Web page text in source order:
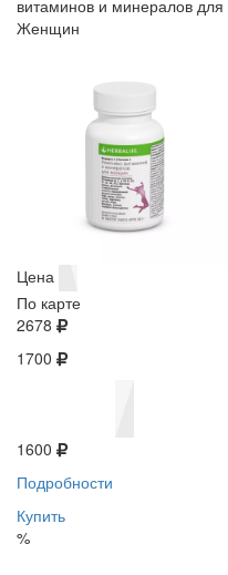
витаминов и минералов для
Женщин
Цена
По карте
2678
1700
1600
Подробности
Купить
%